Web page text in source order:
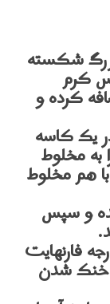
شکسته
کرم
کرده و
یک کاسه
مخلوط
هم مخلوط
و سپس
در فر درجه حرارت 350 درجه فارنهایت
خنک شدن